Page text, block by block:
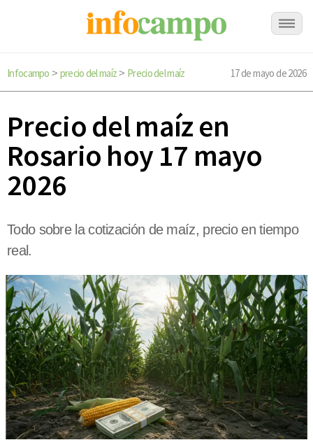
Infocampo > precio del maíz> Precio del maíz 17 de mayo de 2026
Precio del maíz en
Rosario hoy 17 mayo
2026
Todo sobre la cotización de maíz, precio en tiempo
real.